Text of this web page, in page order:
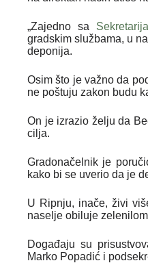
„Zajedno sa
gradskim službama, u
deponija.
Osim što je važno da
ne poštuju zakon budu
On je izrazio želju da
cilja.
Gradonačelnik je
kako bi se uverio da je
U Ripnju, inače, živi
naselje obiluje
Događaju su
Marko Popadić i